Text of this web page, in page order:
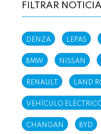
FILTRAR
DENZA LEPAS
BMW NISSAN
RENAULT LAND
VEHÍCULO
CHANGAN BYD